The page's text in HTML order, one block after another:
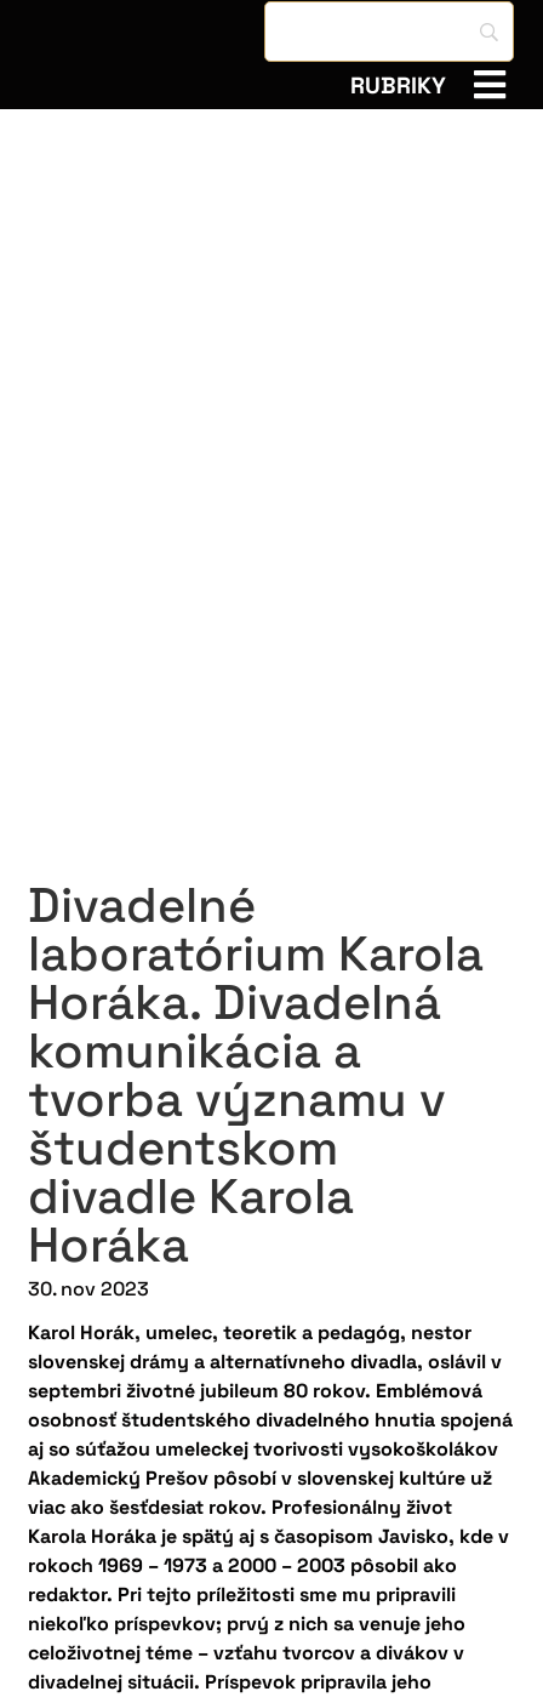
RUBRIKY
Divadelné
laboratórium Karola
Horáka. Divadelná
komunikácia a
tvorba významu v
študentskom
divadle Karola
Horáka
30. nov 2023
Karol Horák, umelec, teoretik a pedagóg, nestor
slovenskej drámy a alternatívneho divadla, oslávil v
septembri životné jubileum 80 rokov. Emblémová
osobnosť študentského divadelného hnutia spojená
aj so súťažou umeleckej tvorivosti vysokoškolákov
Akademický Prešov pôsobí v slovenskej kultúre už
viac ako šesťdesiat rokov. Profesionálny život
Karola Horáka je spätý aj s časopisom Javisko, kde v
rokoch 1969 – 1973 a 2000 – 2003 pôsobil ako
redaktor. Pri tejto príležitosti sme mu pripravili
niekoľko príspevkov; prvý z nich sa venuje jeho
celoživotnej téme – vzťahu tvorcov a divákov v
divadelnej situácii. Príspevok pripravila jeho